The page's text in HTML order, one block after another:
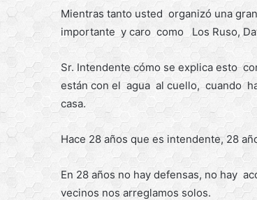
Mientras tanto usted organizó una
importante y caro como Los Ruso,
Sr. Intendente cómo se explica esto
están con el agua al cuello, cuando
casa.
Hace 28 años que es intendente, 28
En 28 años no hay defensas, no hay
vecinos nos arreglamos solos.